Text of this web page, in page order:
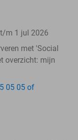
m 1 jul 2026
met 'Social
overzicht: mijn
05 05 of